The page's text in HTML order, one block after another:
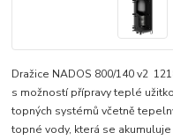
Dražice NADOS 800/140 v2
s možností přípravy teplé
topných systémů včetně
topné vody, která se